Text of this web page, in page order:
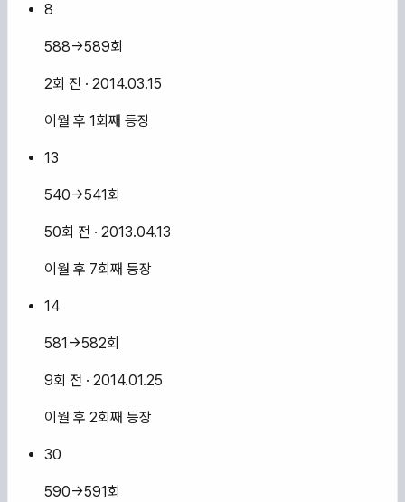
8
588→589회
2회 전 · 2014.03.15
이월 후 1회째 등장
13
540→541회
50회 전 · 2013.04.13
이월 후 7회째 등장
14
581→582회
9회 전 · 2014.01.25
이월 후 2회째 등장
30
590→591회